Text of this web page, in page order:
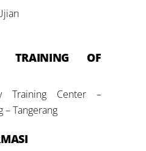
TRAINING OF
Training Center –
– Tangerang